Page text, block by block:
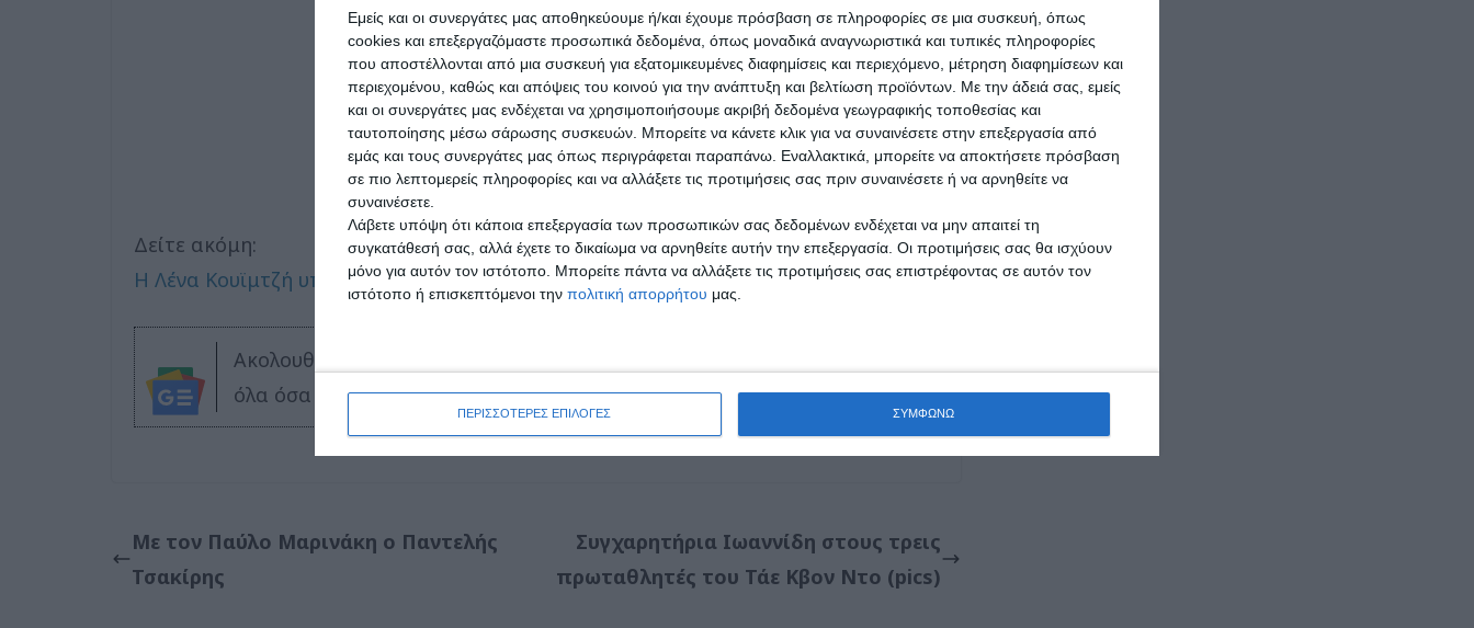
Εμείς και οι συνεργάτες μας αποθηκεύουμε ή/και έχουμε πρόσβαση σε πληροφορίες σε μια συσκευή, όπως
cookies και επεξεργαζόμαστε προσωπικά δεδομένα, όπως μοναδικά αναγνωριστικά και τυπικές πληροφορίες
που αποστέλλονται από μια συσκευή για εξατομικευμένες διαφημίσεις και περιεχόμενο, μέτρηση διαφημίσεων και
περιεχομένου, καθώς και απόψεις του κοινού για την ανάπτυξη και βελτίωση προϊόντων. Με την άδειά σας, εμείς
και οι συνεργάτες μας ενδέχεται να χρησιμοποιήσουμε ακριβή δεδομένα γεωγραφικής τοποθεσίας και
ταυτοποίησης μέσω σάρωσης συσκευών. Μπορείτε να κάνετε κλικ για να συναινέσετε στην επεξεργασία από
εμάς και τους συνεργάτες μας όπως περιγράφεται παραπάνω. Εναλλακτικά, μπορείτε να αποκτήσετε πρόσβαση
σε πιο λεπτομερείς πληροφορίες και να αλλάξετε τις προτιμήσεις σας πριν συναινέσετε ή να αρνηθείτε να
συναινέσετε.
Λάβετε υπόψη ότι κάποια επεξεργασία των προσωπικών σας δεδομένων ενδέχεται να μην απαιτεί τη
συγκατάθεσή σας, αλλά έχετε το δικαίωμα να αρνηθείτε αυτήν την επεξεργασία. Οι προτιμήσεις σας θα ισχύουν
μόνο για αυτόν τον ιστότοπο. Μπορείτε πάντα να αλλάξετε τις προτιμήσεις σας επιστρέφοντας σε αυτόν τον
ιστότοπο ή επισκεπτόμενοι την πολιτική απορρήτου μας.
ΠΕΡΙΣΣΟΤΕΡΕΣ ΕΠΙΛΟΓΕΣ ΣΥΜΦΩΝΩ
Δείτε ακόμη:
Η Λένα Κουϊμτζή υποψήφια με τη Γερακίνα Μπισμπινά
Ακολουθήστε το DELTA PRESS στο
όλα όσα συμβαίνουν στη Δυτική πλευρά της Θεσσαλονίκης.
Με τον Παύλο Μαρινάκη ο Παντελής
Τσακίρης
Συγχαρητήρια Ιωαννίδη στους τρεις
πρωταθλητές του Τάε Κβον Ντο (pics)